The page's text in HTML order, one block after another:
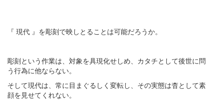
『 現代 』を彫刻で映しとることは可能だろうか。
彫刻という作業は、対象を具現化せしめ、カタチとして後世に問
う行為に他ならない。
そして現代は、常に目まぐるしく変転し、その実態は杳として素
顔を見せてくれない。